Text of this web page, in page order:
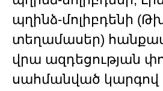
պղինձ-մոլիբդենի
տեղամասեր)
վրա ազդեցության
սահմանված կարգով